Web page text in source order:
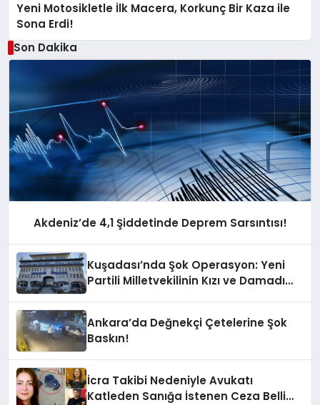
Yeni Motosikletle İlk Macera, Korkunç Bir Kaza ile
Sona Erdi!
Son Dakika
Akdeniz’de 4,1 Şiddetinde Deprem Sarsıntısı!
Kuşadası’nda Şok Operasyon: Yeni
Partili Milletvekilinin Kızı ve Damadı
Ankara’da Değnekçi Çetelerine Şok
Baskın!
İcra Takibi Nedeniyle Avukatı
Katleden Sanığa İstenen Ceza Belli